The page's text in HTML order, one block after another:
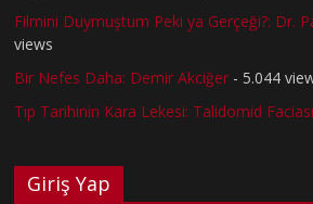
Filmini Duymuştum Peki ya Gerçeği?: Dr.
views
Bir Nefes Daha: Demir Akciğer - 5.044
Tıp Tarihinin Kara Lekesi: Talidomid Faciası
Giriş Yap